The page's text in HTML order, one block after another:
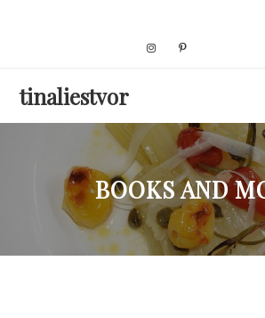
tinaliestvor
BOOKS AND